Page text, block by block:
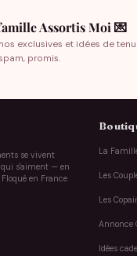
Assortis Moi 💌
exclusives et idées de
promis.
se vivent
qui s'aiment — en
en France
La
Les
Les
Annonce
Idées